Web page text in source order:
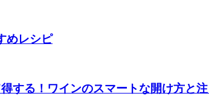
めレシピ
する！ワインのスマートな開け方と